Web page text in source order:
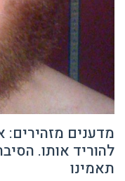
מדענים
להוריד אותו.
תאמינו